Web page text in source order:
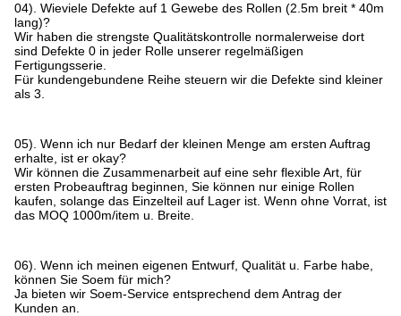
04). Wieviele Defekte auf 1 Gewebe des Rollen (2.5m breit * 40m
lang)?
Wir haben die strengste Qualitätskontrolle normalerweise dort
sind Defekte 0 in jeder Rolle unserer regelmäßigen
Fertigungsserie.
Für kundengebundene Reihe steuern wir die Defekte sind kleiner
als 3.
05). Wenn ich nur Bedarf der kleinen Menge am ersten Auftrag
erhalte, ist er okay?
Wir können die Zusammenarbeit auf eine sehr flexible Art, für
ersten Probeauftrag beginnen, Sie können nur einige Rollen
kaufen, solange das Einzelteil auf Lager ist. Wenn ohne Vorrat, ist
das MOQ 1000m/item u. Breite.
06). Wenn ich meinen eigenen Entwurf, Qualität u. Farbe habe,
können Sie Soem für mich?
Ja bieten wir Soem-Service entsprechend dem Antrag der
Kunden an.